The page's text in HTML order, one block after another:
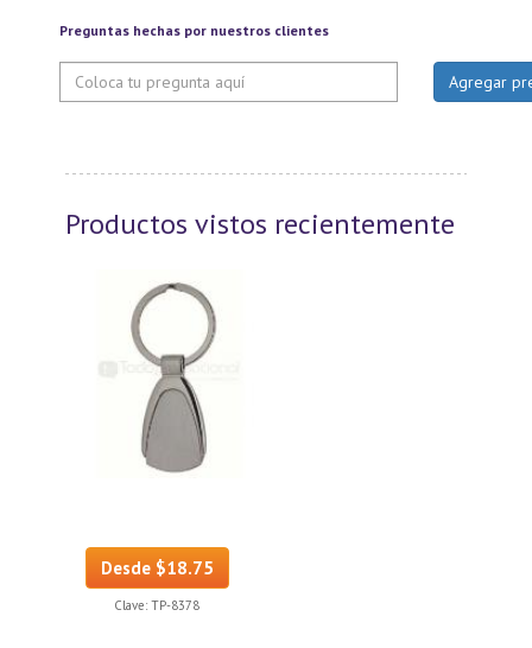
Preguntas hechas por nuestros clientes
Productos vistos recientemente
Desde $18.75
Clave: TP-8378